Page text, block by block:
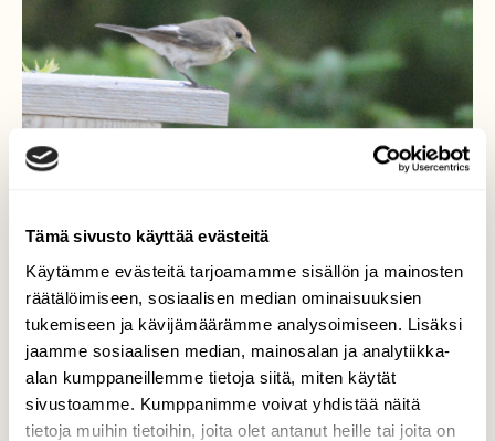
Tämä sivusto käyttää evästeitä
Käytämme evästeitä tarjoamamme sisällön ja mainosten
räätälöimiseen, sosiaalisen median ominaisuuksien
tukemiseen ja kävijämäärämme analysoimiseen. Lisäksi
jaamme sosiaalisen median, mainosalan ja analytiikka-
alan kumppaneillemme tietoja siitä, miten käytät
sivustoamme. Kumppanimme voivat yhdistää näitä
tietoja muihin tietoihin, joita olet antanut heille tai joita on